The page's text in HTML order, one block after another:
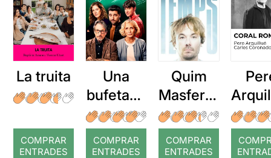
La truita
COMPRAR
ENTRADES
Una
bufetada
a temps
COMPRAR
ENTRADES
Quim
Masferre
r: Temps
COMPRAR
ENTRADES
: